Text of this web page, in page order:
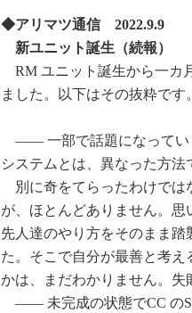
◆アリマツ通信 2022.9.9
新ユニット誕生（続報）
RM ユニット誕生から一カ
ました。以下はその抜粋です。
―― 一部で話題になってい
システムとは、異なった方法
別に奇をてらったわけでは
が、ほとんどありません。思
先人達のやり方をそのまま
た。そこで自分が最善と考
かは、まだわかりません。失
―― 未完成の状態でCC の